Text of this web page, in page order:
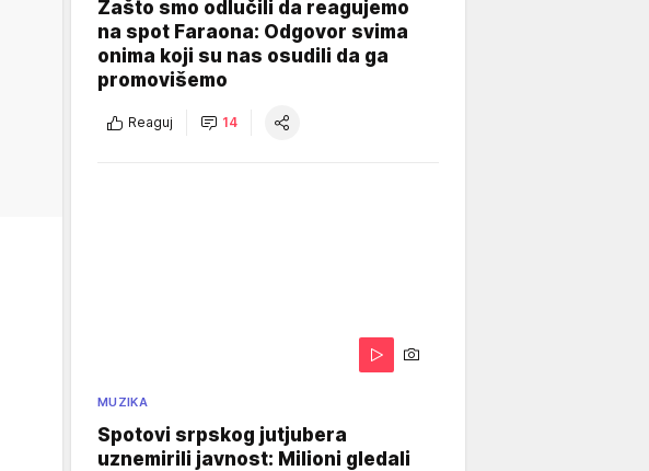
Zašto smo odlučili da reagujemo
na spot Faraona: Odgovor svima
onima koji su nas osudili da ga
promovišemo
Reaguj 14
MUZIKA
Spotovi srpskog jutjubera
uznemirili javnost: Milioni gledali